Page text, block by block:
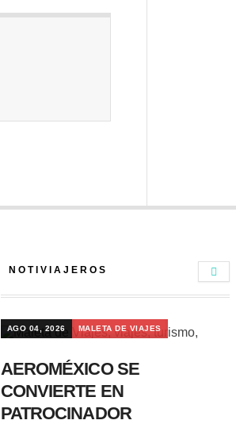
NOTIVIAJEROS
AGO 04, 2026 MALETA DE VIAJES
AEROMÉXICO SE
CONVIERTE EN
PATROCINADOR